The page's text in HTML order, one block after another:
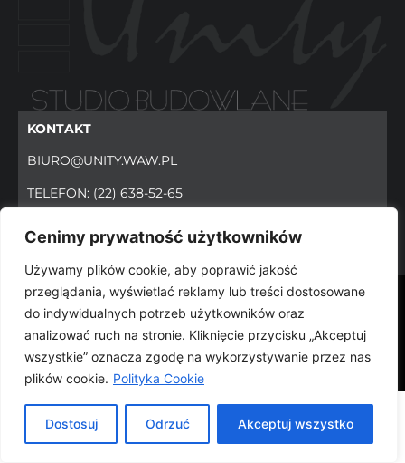
Cenimy prywatność użytkowników
Używamy plików cookie, aby poprawić jakość
przeglądania, wyświetlać reklamy lub treści dostosowane
do indywidualnych potrzeb użytkowników oraz
analizować ruch na stronie. Kliknięcie przycisku „Akceptuj
wszystkie” oznacza zgodę na wykorzystywanie przez nas
plików cookie. Polityka Cookie
Dostosuj Odrzuć Akceptuj wszystko
KONTAKT
BIURO@UNITY.WAW.PL
TELEFON: (22) 638-52-65
© 2024 WWW.UNITY.WAW.PL WSZYSTKIE PRAWA
ZASTRZEŻONE